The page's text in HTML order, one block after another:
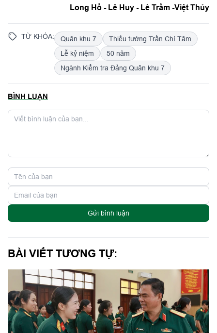
Long Hồ - Lê Huy - Lê Trầm -Việt Thủy
TỪ KHÓA: Quân khu 7
Thiếu tướng Trần Chí Tâm
Lễ kỷ niệm
50 năm
Ngành Kiểm tra Đảng Quân khu 7
BÌNH LUẬN
Gửi bình luận
BÀI VIẾT TƯƠNG TỰ: